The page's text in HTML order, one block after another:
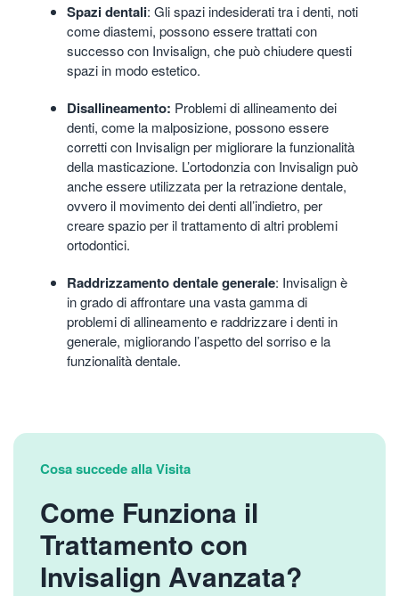
Spazi dentali: Gli spazi indesiderati tra i denti, noti
come diastemi, possono essere trattati con
successo con Invisalign, che può chiudere questi
spazi in modo estetico.
Disallineamento: Problemi di allineamento dei
denti, come la malposizione, possono essere
corretti con Invisalign per migliorare la funzionalità
della masticazione. L’ortodonzia con Invisalign può
anche essere utilizzata per la retrazione dentale,
ovvero il movimento dei denti all’indietro, per
creare spazio per il trattamento di altri problemi
ortodontici.
Raddrizzamento dentale generale: Invisalign è
in grado di affrontare una vasta gamma di
problemi di allineamento e raddrizzare i denti in
generale, migliorando l’aspetto del sorriso e la
funzionalità dentale.
Cosa succede alla Visita
Come Funziona il
Trattamento con
Invisalign Avanzata?